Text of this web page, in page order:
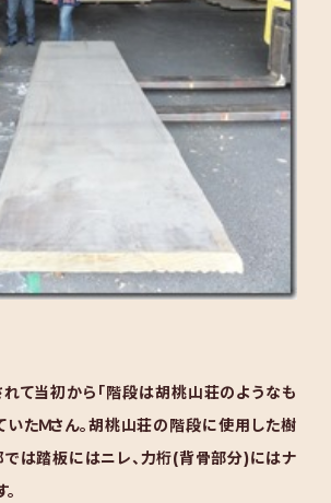
て当初から「階段は胡桃山荘のようなも
いたＭさん。胡桃山荘の階段に使用した樹
では踏板にはニレ、力桁(背骨部分)にはナ